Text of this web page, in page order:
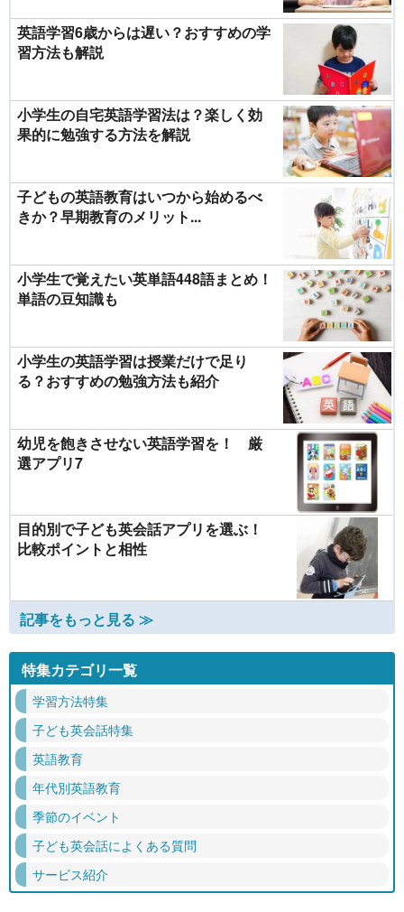
英語学習6歳からは遅い？おすすめの学
習方法も解説
小学生の自宅英語学習法は？楽しく効
果的に勉強する方法を解説
子どもの英語教育はいつから始めるべ
きか？早期教育のメリット...
小学生で覚えたい英単語448語まとめ！
単語の豆知識も
小学生の英語学習は授業だけで足り
る？おすすめの勉強方法も紹介
幼児を飽きさせない英語学習を！ 厳
選アプリ7
目的別で子ども英会話アプリを選ぶ！
比較ポイントと相性
記事をもっと見る ≫
特集カテゴリ一覧
学習方法特集
子ども英会話特集
英語教育
年代別英語教育
季節のイベント
子ども英会話によくある質問
サービス紹介